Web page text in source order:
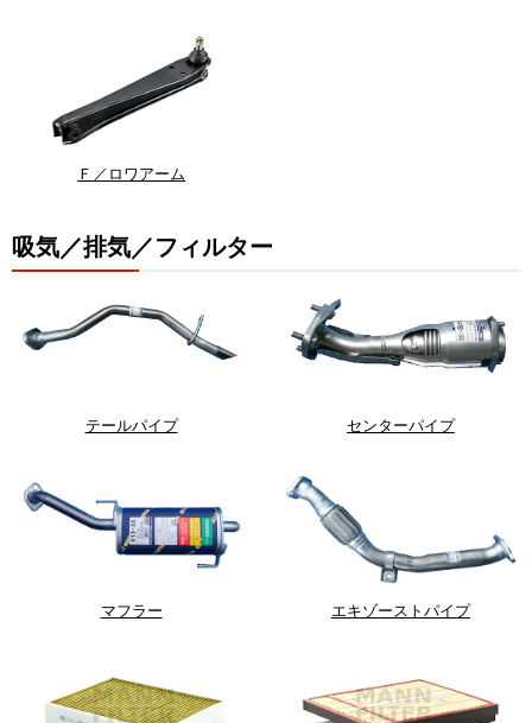
Ｆ／ロワアーム
吸気／排気／フィルター
テールパイプ センターパイプ
マフラー エキゾーストパイプ